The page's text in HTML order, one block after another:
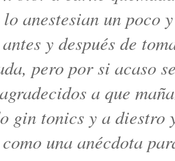
anestesian un poco
y después de
pero por si acaso
a que
gin tonics y a
una anécdota